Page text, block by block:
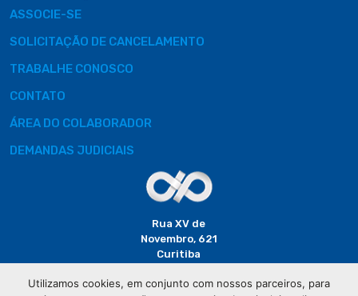
ASSOCIE-SE
SOLICITAÇÃO DE CANCELAMENTO
TRABALHE CONOSCO
CONTATO
ÁREA DO COLABORADOR
DEMANDAS JUDICIAIS
Rua XV de
Novembro, 621
Curitiba
Utilizamos cookies, em conjunto com nossos parceiros, para